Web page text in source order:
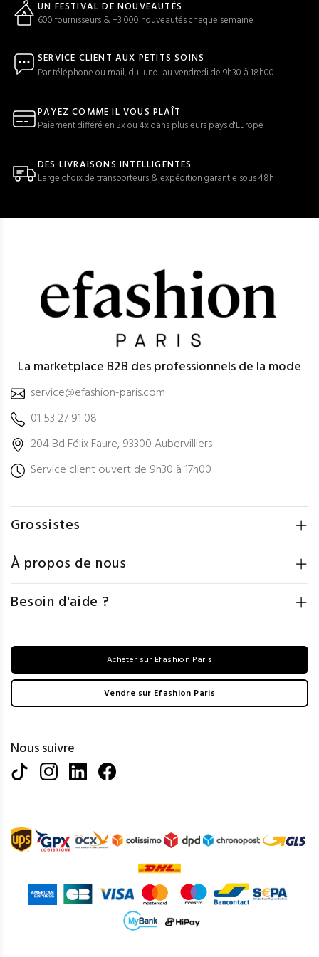
UN FESTIVAL DE NOUVEAUTÉS
600 fournisseurs & +3 000 nouveautés chaque semaine
SERVICE CLIENT AUX PETITS SOINS
Par téléphone ou mail, du lundi au vendredi de 9h30 à 18h00
PAYEZ COMME IL VOUS PLAÎT
Paiement différé en 3x ou 4x dans plusieurs pays d'Europe
DES LIVRAISONS INTELLIGENTES
Large choix de transporteurs & expédition garantie sous 48h
La marketplace B2B des professionnels de la mode
service@efashion-paris.com
01 53 27 91 08
204 Bd Félix Faure, 93300 Aubervilliers
Service client ouvert de 9h30 à 17h00
Grossistes
À propos de nous
Besoin d'aide ?
Acheter sur Efashion Paris
Vendre sur Efashion Paris
Nous suivre